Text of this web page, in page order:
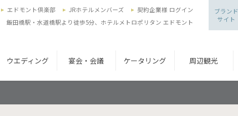
ウエディング 宴会・会議 ケータリング 周辺観光
エドモント倶楽部 JRホテルメンバーズ
契約企業様 ログイン
飯田橋駅・水道橋駅より徒歩5分、ホテルメトロポリタン エドモント
ブランド
サイト